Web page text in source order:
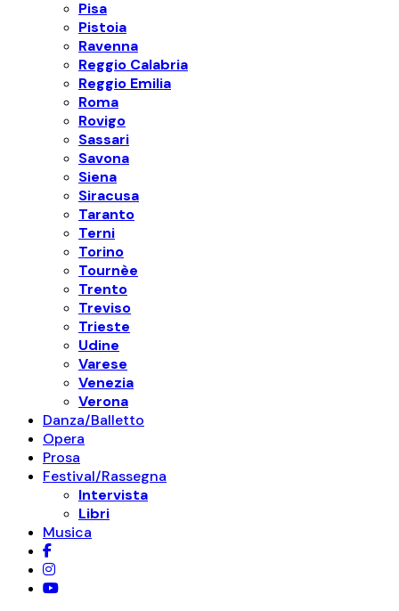
Pisa
Pistoia
Ravenna
Reggio Calabria
Reggio Emilia
Roma
Rovigo
Sassari
Savona
Siena
Siracusa
Taranto
Terni
Torino
Tournèe
Trento
Treviso
Trieste
Udine
Varese
Venezia
Verona
Danza/Balletto
Opera
Prosa
Festival/Rassegna
Intervista
Libri
Musica